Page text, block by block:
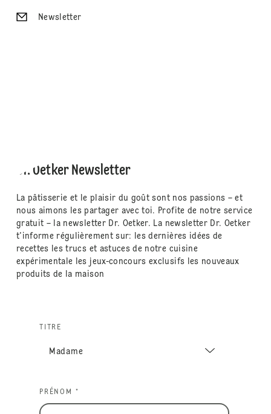
Newsletter
Dr. Oetker Newsletter
La pâtisserie et le plaisir du goût sont nos passions – et
nous aimons les partager avec toi. Profite de notre service
gratuit – la newsletter Dr. Oetker. La newsletter Dr. Oetker
t'informe régulièrement sur: les dernières idées de
recettes les trucs et astuces de notre cuisine
expérimentale les jeux-concours exclusifs les nouveaux
produits de la maison
TITRE
PRÉNOM *